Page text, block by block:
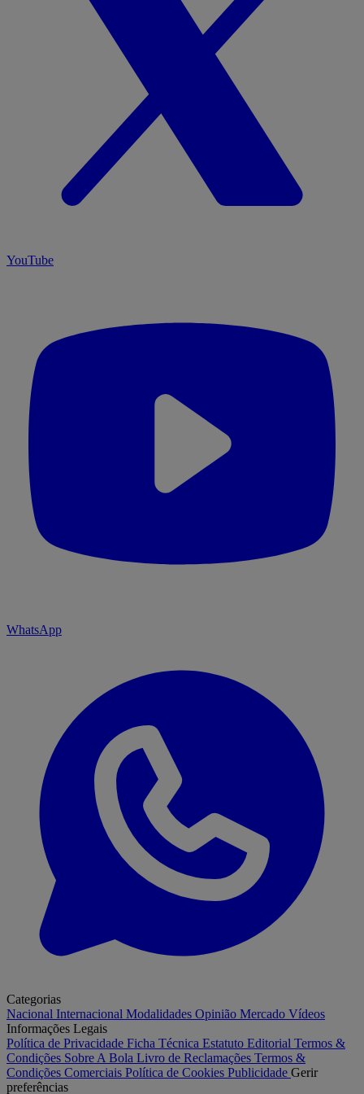
YouTube
WhatsApp
Categorias
Nacional Internacional Modalidades Opinião Mercado Vídeos
Informações Legais
Política de Privacidade Ficha Técnica Estatuto Editorial Termos &
Condições Sobre A Bola Livro de Reclamações Termos &
Condições Comerciais Política de Cookies Publicidade Gerir
preferências